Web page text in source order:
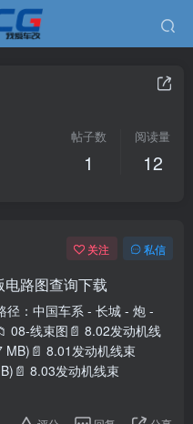
帖子数
1
阅读量
12
关注 私信
路图查询下载
径：中国车系 - 长城 - 炮 -
08-线束图📄 8.02发动机线
8.01发动机线束
8.03发动机线束